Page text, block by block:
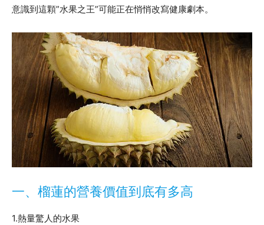
意識到這顆”水果之王”可能正在悄悄改寫健康劇本。
一、榴蓮的營養價值到底有多高
1.熱量驚人的水果